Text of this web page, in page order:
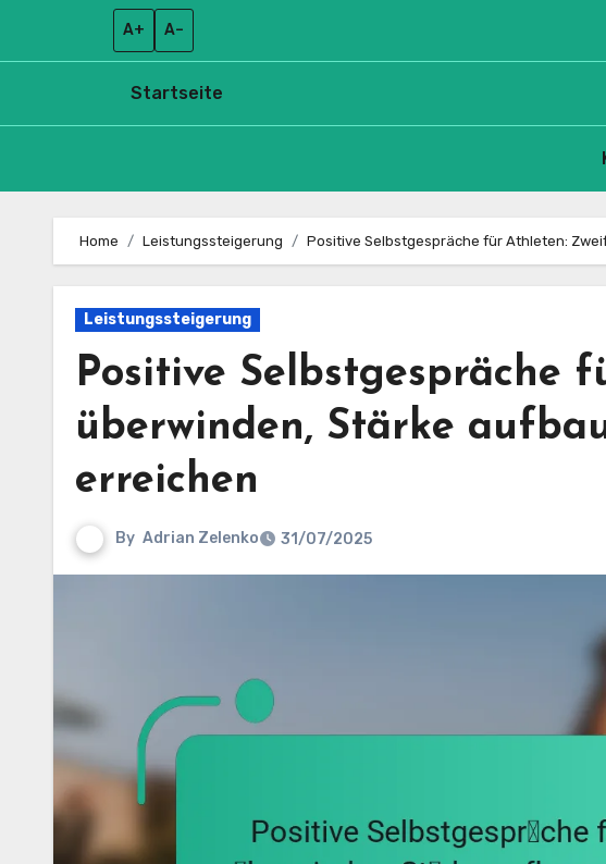
A+ A–
Startseite
content
Home Leistungssteigerung Positive Selbstgespräche für Athleten:
Leistungssteigerung
Positive Selbstgespräche
überwinden, Stärke
erreichen
By Adrian Zelenko 31/07/2025